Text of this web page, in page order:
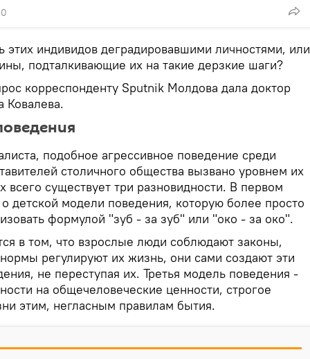
этих индивидов деградировавшими личностями, или
подталкивающие их на такие дерзкие шаги?
корреспонденту Sputnik Молдова дала доктор
Ковалева.
подобное агрессивное поведение среди
столичного общества вызвано уровнем их
всего существует три разновидности. В первом
детской модели поведения, которую более просто
формулой "зуб - за зуб" или "око - за око".
в том, что взрослые люди соблюдают законы,
регулируют их жизнь, они сами создают эти
не переступая их. Третья модель поведения -
на общечеловеческие ценности, строгое
этим, негласным правилам бытия.